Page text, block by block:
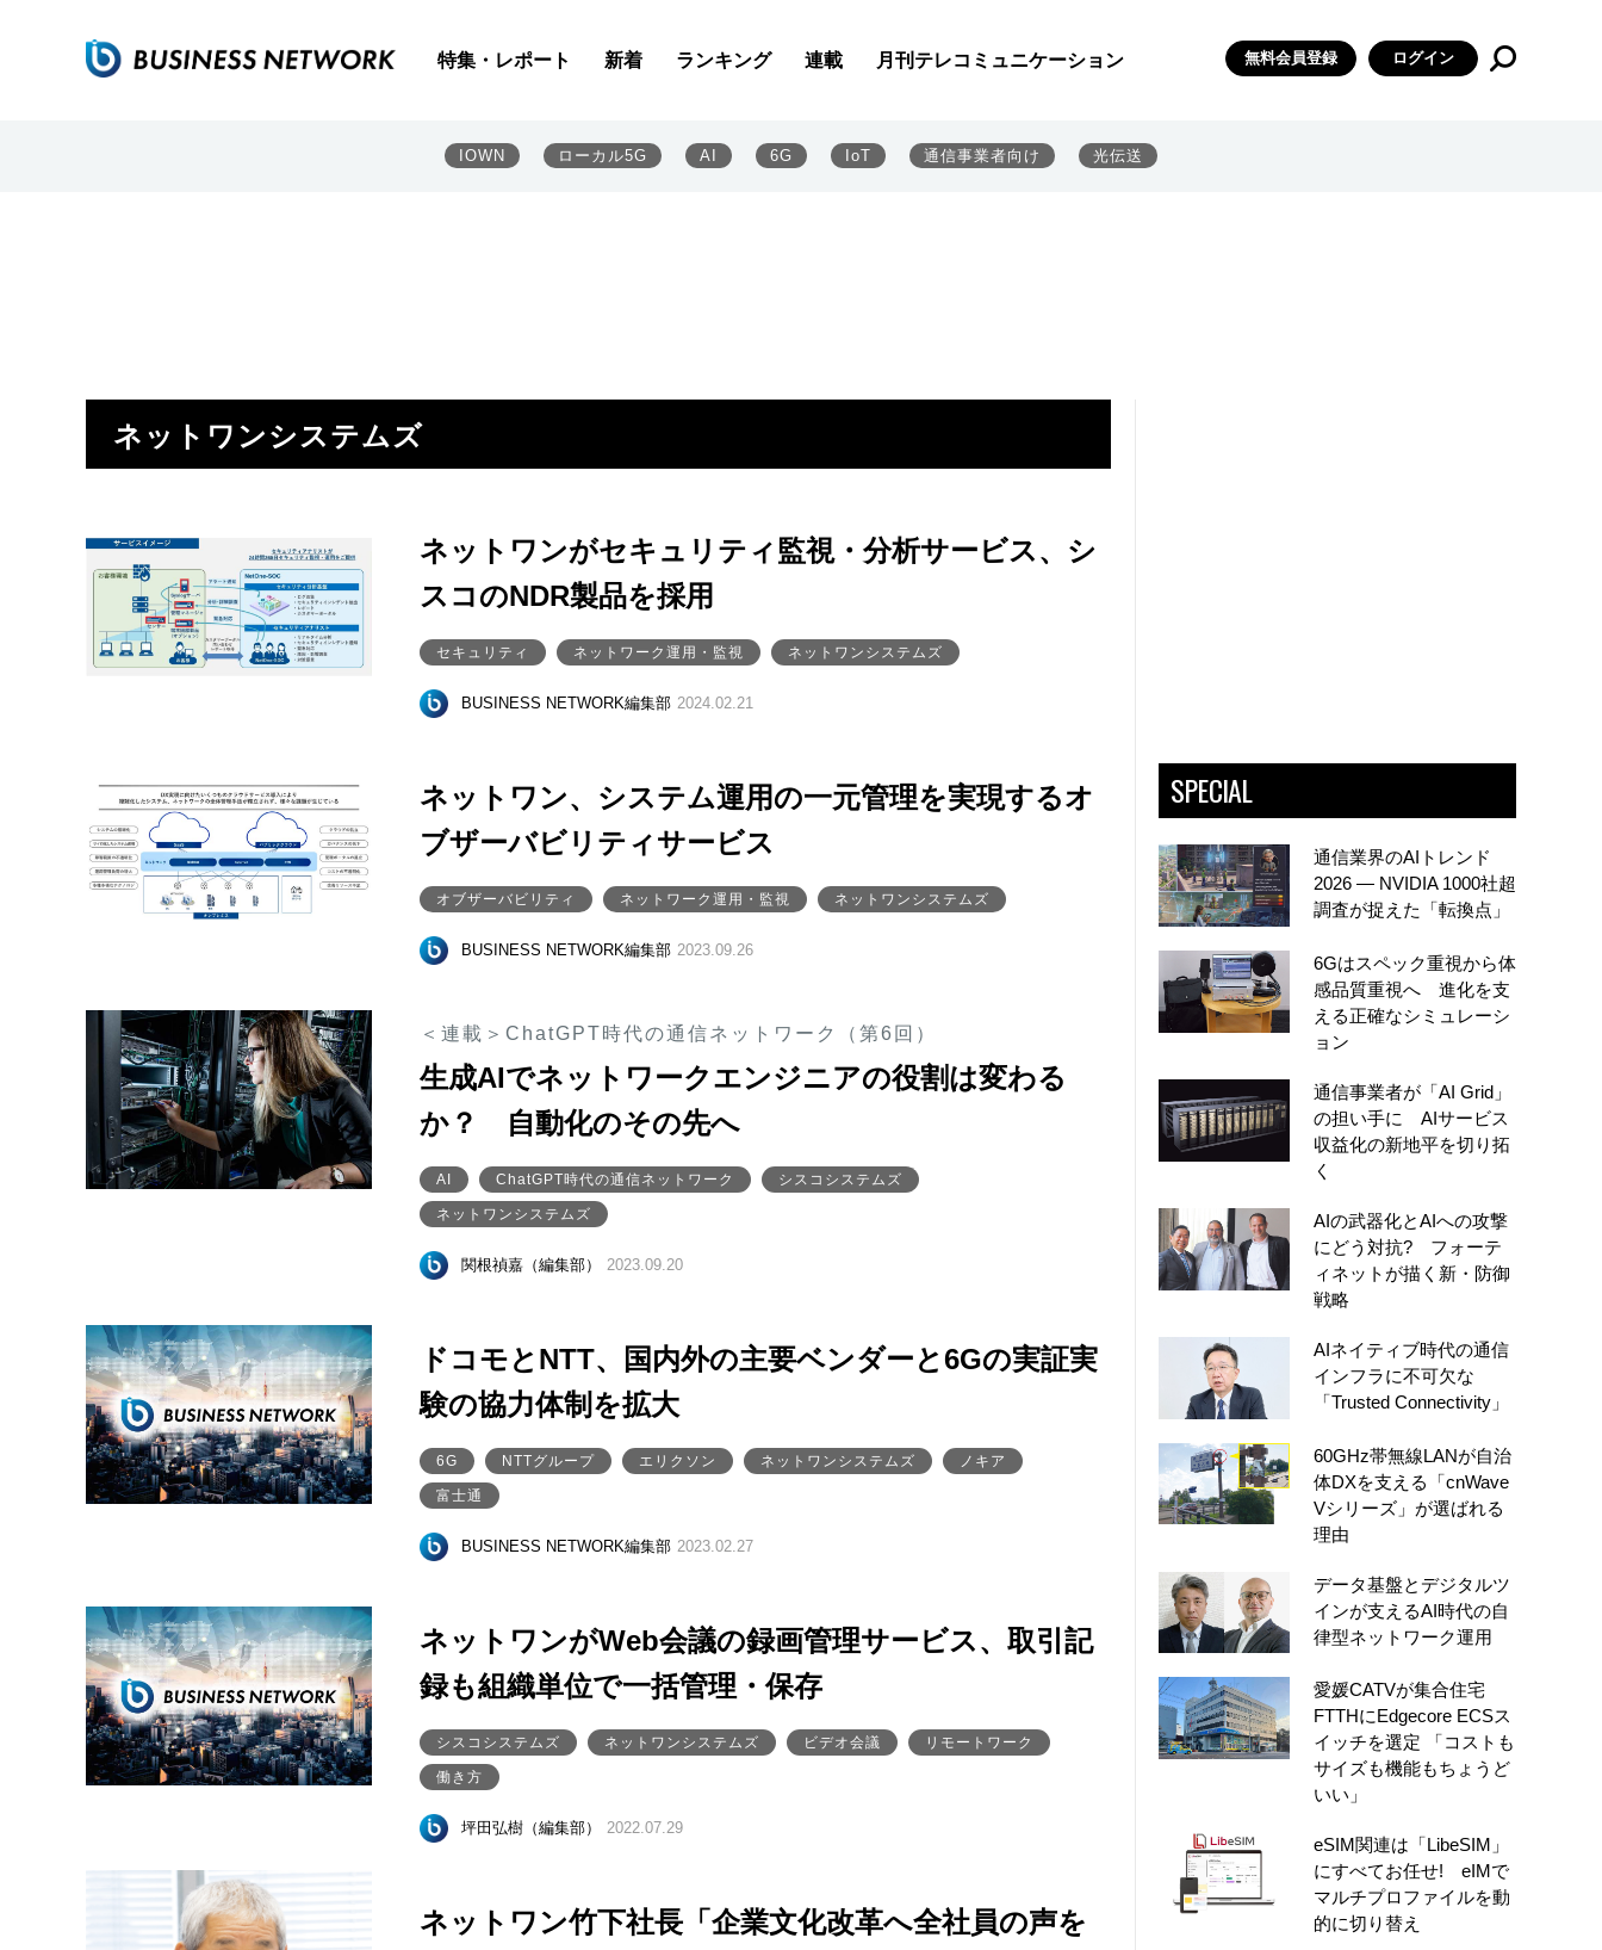
特集・レポート 新着 ランキング 連載 月刊テレコミュニケーション 無料会員登録 ログイン
IOWN ローカル5G AI 6G IoT 通信事業者向け 光伝送
ネットワンシステムズ
ネットワンがセキュリティ監視・分析サービス、シ
スコのNDR製品を採用
セキュリティ ネットワーク運用・監視 ネットワンシステムズ
BUSINESS NETWORK編集部 2024.02.21
ネットワン、システム運用の一元管理を実現するオ
ブザーバビリティサービス
オブザーバビリティ ネットワーク運用・監視 ネットワンシステムズ
BUSINESS NETWORK編集部 2023.09.26
＜連載＞ChatGPT時代の通信ネットワーク（第6回）
生成AIでネットワークエンジニアの役割は変わる
か？ 自動化のその先へ
AI ChatGPT時代の通信ネットワーク シスコシステムズ
ネットワンシステムズ
関根禎嘉（編集部） 2023.09.20
ドコモとNTT、国内外の主要ベンダーと6Gの実証実
験の協力体制を拡大
6G NTTグループ エリクソン ネットワンシステムズ ノキア
富士通
BUSINESS NETWORK編集部 2023.02.27
ネットワンがWeb会議の録画管理サービス、取引記
録も組織単位で一括管理・保存
シスコシステムズ ネットワンシステムズ ビデオ会議 リモートワーク
働き方
坪田弘樹（編集部） 2022.07.29
ネットワン竹下社長「企業文化改革へ全社員の声を
SPECIAL
通信業界のAIトレンド
2026 ― NVIDIA 1000社超
調査が捉えた「転換点」
6Gはスペック重視から体
感品質重視へ 進化を支
える正確なシミュレーシ
ョン
通信事業者が「AI Grid」
の担い手に AIサービス
収益化の新地平を切り拓
く
AIの武器化とAIへの攻撃
にどう対抗? フォーテ
ィネットが描く新・防御
戦略
AIネイティブ時代の通信
インフラに不可欠な
「Trusted Connectivity」
60GHz帯無線LANが自治
体DXを支える「cnWave
Vシリーズ」が選ばれる
理由
データ基盤とデジタルツ
インが支えるAI時代の自
律型ネットワーク運用
愛媛CATVが集合住宅
FTTHにEdgecore ECSス
イッチを選定 「コストも
サイズも機能もちょうど
いい」
eSIM関連は「LibeSIM」
にすべてお任せ! eIMで
マルチプロファイルを動
的に切り替え